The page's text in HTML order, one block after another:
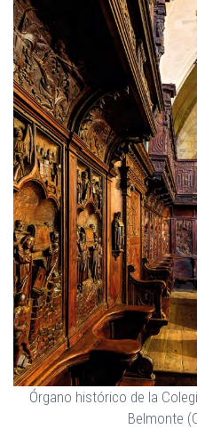
Órgano histórico de la
Belmonte